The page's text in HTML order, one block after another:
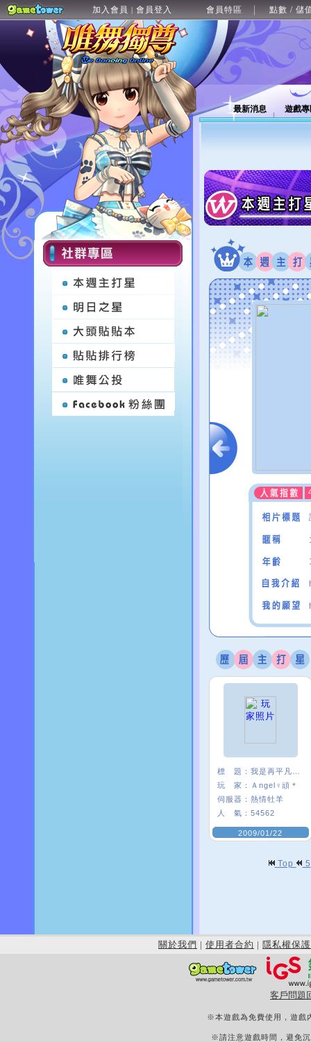
加入會員 | 會員登入 會員特區 點數 / 儲
最新消息 遊戲
標 題：
玩 家：
Ａngel♀頑＊
伺服器： 熱情牡羊
人 氣： 54562
2009/01/22
Top 5
關於我們 | 使用者合約 | 隱私權保護
客戶問題
※本遊戲為免費使用，遊戲
※請注意遊戲時間，避免